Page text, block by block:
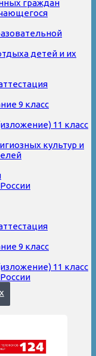
граждан
детей и их
9 класс
11 класс
культур и
9 класс
11 класс